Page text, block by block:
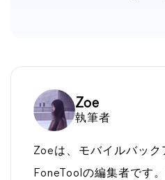
Zoe
執筆者
Zoeは、モバイルバック
FoneToolの編集者です